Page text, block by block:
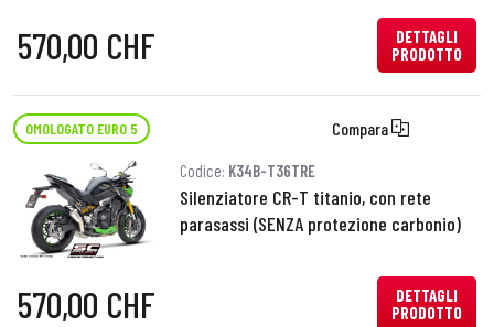
570,00 CHF
DETTAGLI
PRODOTTO
OMOLOGATO EURO 5 Compara
Codice: K34B-T36TRE
Silenziatore CR-T titanio, con rete
parasassi (SENZA protezione carbonio)
570,00 CHF
DETTAGLI
PRODOTTO